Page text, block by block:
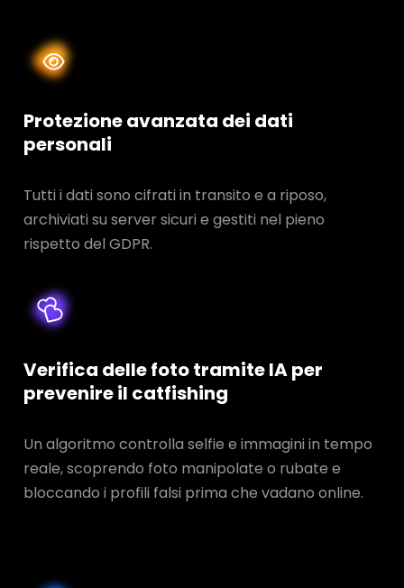
Protezione avanzata dei dati
personali
Tutti i dati sono cifrati in transito e a riposo,
archiviati su server sicuri e gestiti nel pieno
rispetto del GDPR.
Verifica delle foto tramite IA per
prevenire il catfishing
Un algoritmo controlla selfie e immagini in tempo
reale, scoprendo foto manipolate o rubate e
bloccando i profili falsi prima che vadano online.